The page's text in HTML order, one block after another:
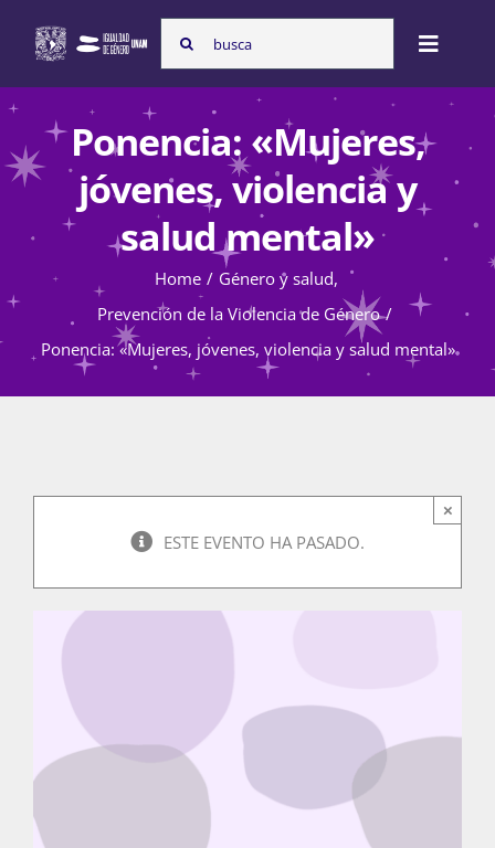
content
Search
for:
Toggle
Inicio
Nosotras
Programas
Atención de la violencia de género
Ponencia: «Mujeres,
jóvenes, violencia y
salud mental»
Home
Género y salud
Prevención de la Violencia de Género
Ponencia: «Mujeres, jóvenes, violencia y salud mental»
ESTE EVENTO HA PASADO.
×